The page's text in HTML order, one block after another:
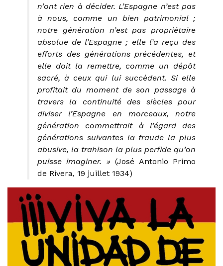
n’ont rien à décider. L’Espagne n’est pas
à nous, comme un bien patrimonial ;
notre génération n’est pas propriétaire
absolue de l’Espagne ; elle l’a reçu des
efforts des générations précédentes, et
elle doit la remettre, comme un dépôt
sacré, à ceux qui lui succèdent. Si elle
profitait du moment de son passage à
travers la continuité des siècles pour
diviser l’Espagne en morceaux, notre
génération commettrait à l’égard des
générations suivantes la fraude la plus
abusive, la trahison la plus perfide qu’on
puisse imaginer. » (José Antonio Primo
de Rivera, 19 juillet 1934)